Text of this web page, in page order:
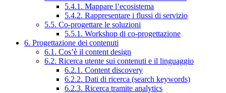
5.4.1. Mappare l’ecosistema
5.4.2. Rappresentare i flussi di servizio
5.5. Co-progettare le soluzioni
5.5.1. Workshop di co-progettazione
6. Progettazione dei contenuti
6.1. Cos’è il content design
6.2. Ricerca utente sui contenuti e il linguaggio
6.2.1. Content discovery
6.2.2. Dati di ricerca (search keywords)
6.2.3. Ricerca tramite analytics